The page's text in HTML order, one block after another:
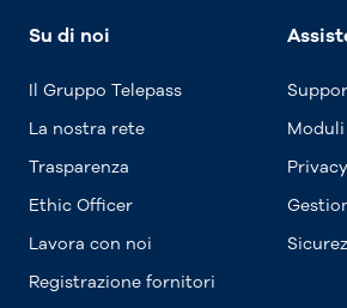
Su di noi
Il Gruppo Telepass
La nostra rete
Trasparenza
Ethic Officer
Lavora con noi
Registrazione fornitori
Privacy